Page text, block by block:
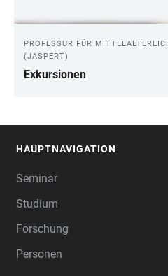
PROFESSUR FÜR
(JASPERT)
Exkursionen
HAUPTNAVIGATION
Seminar
Studium
Forschung
Personen